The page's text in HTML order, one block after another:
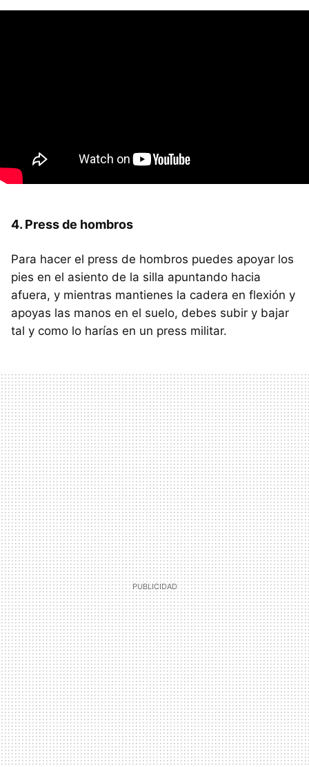
4. Press de hombros
Para hacer el press de hombros puedes apoyar los
pies en el asiento de la silla apuntando hacia
afuera, y mientras mantienes la cadera en flexión y
apoyas las manos en el suelo, debes subir y bajar
tal y como lo harías en un press militar.